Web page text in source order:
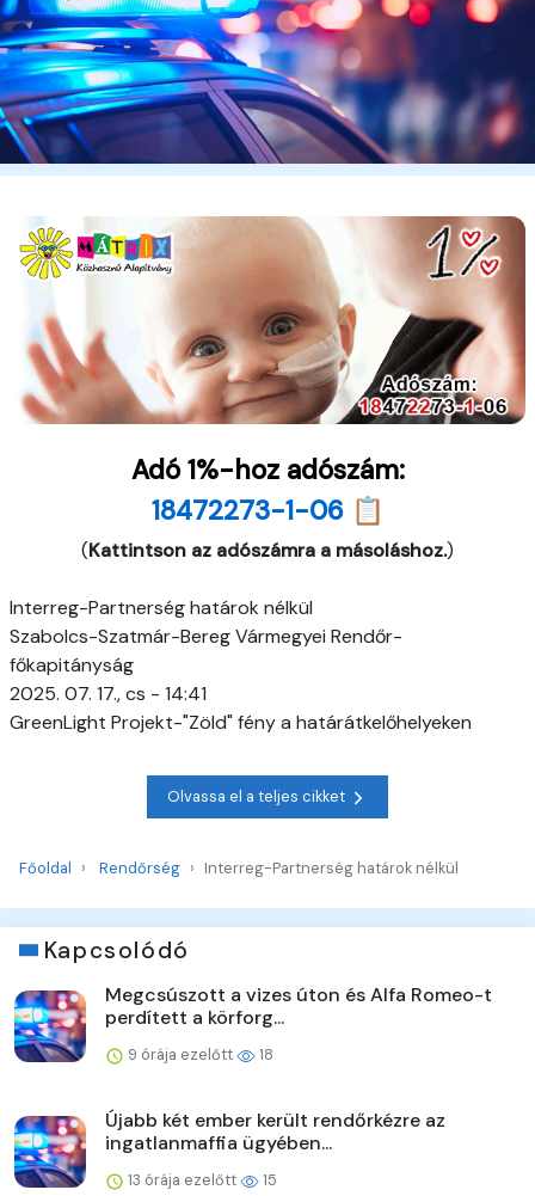
Adó 1%-hoz adószám:
18472273-1-06 📋
(Kattintson az adószámra a másoláshoz.)
Interreg-Partnerség határok nélkül
Szabolcs-Szatmár-Bereg Vármegyei Rendőr-
főkapitányság
2025. 07. 17., cs - 14:41
GreenLight Projekt-"Zöld" fény a határátkelőhelyeken
Olvassa el a teljes cikket
Főoldal Rendőrség Interreg-Partnerség határok nélkül
Kapcsolódó
Megcsúszott a vizes úton és Alfa Romeo-t
perdített a körforg...
9 órája ezelőtt 18
Újabb két ember került rendőrkézre az
ingatlanmaffia ügyében...
13 órája ezelőtt 15